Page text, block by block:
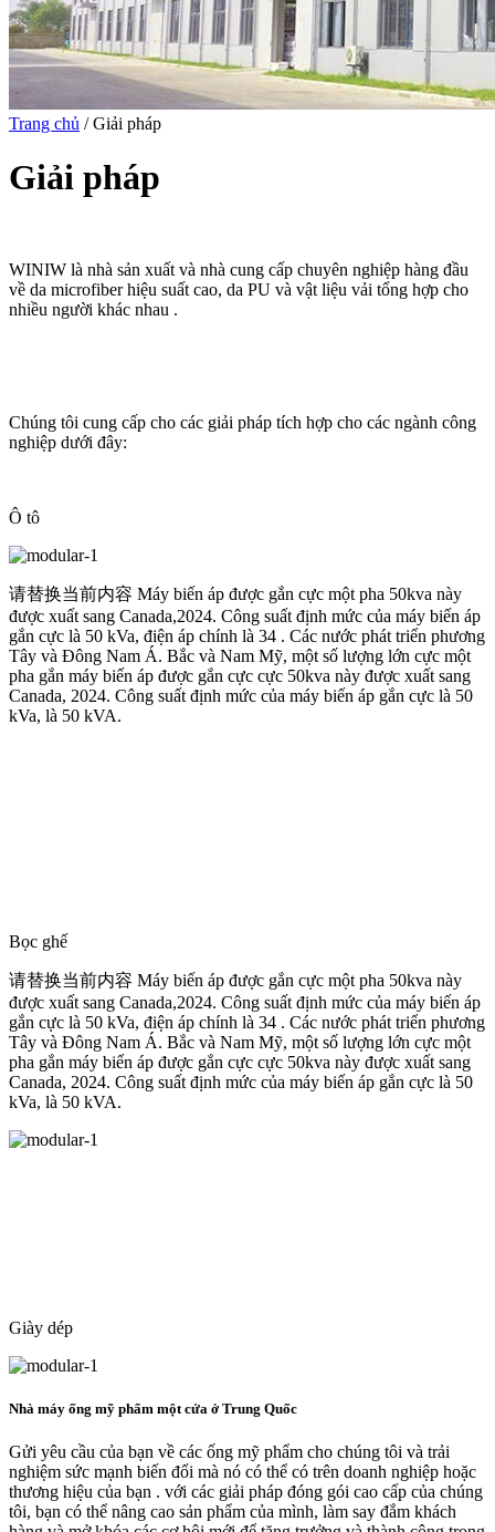
Trang chủ / Giải pháp
Giải pháp
WINIW là nhà sản xuất và nhà cung cấp chuyên nghiệp hàng đầu
về da microfiber hiệu suất cao, da PU và vật liệu vải tổng hợp cho
nhiều người khác nhau .
Chúng tôi cung cấp cho các giải pháp tích hợp cho các ngành công
nghiệp dưới đây:
Ô tô
请替换当前内容 Máy biến áp được gắn cực một pha 50kva này
được xuất sang Canada,2024. Công suất định mức của máy biến áp
gắn cực là 50 kVa, điện áp chính là 34 . Các nước phát triển phương
Tây và Đông Nam Á. Bắc và Nam Mỹ, một số lượng lớn cực một
pha gắn máy biến áp được gắn cực cực 50kva này được xuất sang
Canada, 2024. Công suất định mức của máy biến áp gắn cực là 50
kVa, là 50 kVA.
Bọc ghế
请替换当前内容 Máy biến áp được gắn cực một pha 50kva này
được xuất sang Canada,2024. Công suất định mức của máy biến áp
gắn cực là 50 kVa, điện áp chính là 34 . Các nước phát triển phương
Tây và Đông Nam Á. Bắc và Nam Mỹ, một số lượng lớn cực một
pha gắn máy biến áp được gắn cực cực 50kva này được xuất sang
Canada, 2024. Công suất định mức của máy biến áp gắn cực là 50
kVa, là 50 kVA.
Giày dép
Nhà máy ống mỹ phẩm một cửa ở Trung Quốc
Gửi yêu cầu của bạn về các ống mỹ phẩm cho chúng tôi và trải
nghiệm sức mạnh biến đổi mà nó có thể có trên doanh nghiệp hoặc
thương hiệu của bạn . với các giải pháp đóng gói cao cấp của chúng
tôi, bạn có thể nâng cao sản phẩm của mình, làm say đắm khách